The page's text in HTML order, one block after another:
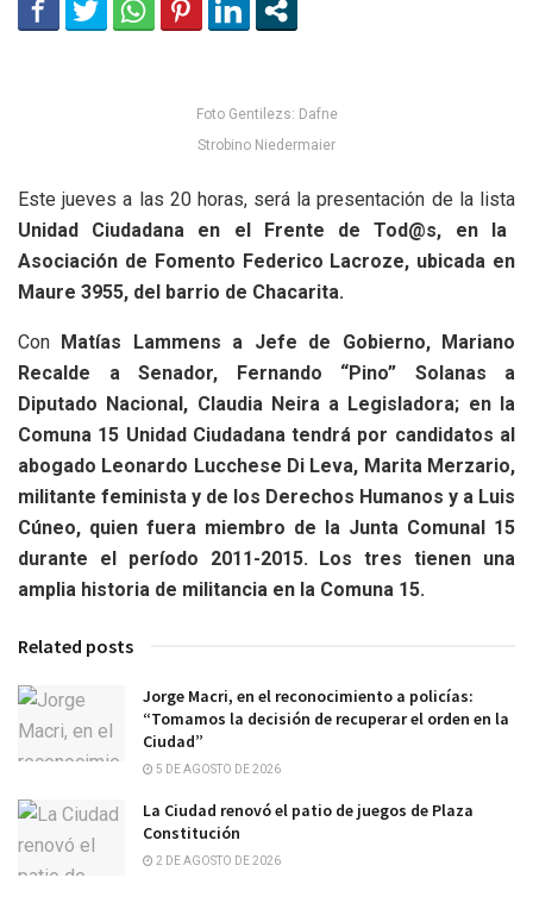
Foto Gentilezs: Dafne
Strobino Niedermaier
Este jueves a las 20 horas, será la presentación de la lista
Unidad Ciudadana en el Frente de Tod@s, en la
Asociación de Fomento Federico Lacroze, ubicada en
Maure 3955, del barrio de Chacarita.
Con Matías Lammens a Jefe de Gobierno, Mariano
Recalde a Senador, Fernando “Pino” Solanas a
Diputado Nacional, Claudia Neira a Legisladora; en la
Comuna 15 Unidad Ciudadana tendrá por candidatos al
abogado Leonardo Lucchese Di Leva, Marita Merzario,
militante feminista y de los Derechos Humanos y a Luis
Cúneo, quien fuera miembro de la Junta Comunal 15
durante el período 2011-2015. Los tres tienen una
amplia historia de militancia en la Comuna 15.
Related posts
Jorge Macri, en el reconocimiento a policías:
“Tomamos la decisión de recuperar el orden en la
Ciudad”
5 DE AGOSTO DE 2026
La Ciudad renovó el patio de juegos de Plaza
Constitución
2 DE AGOSTO DE 2026